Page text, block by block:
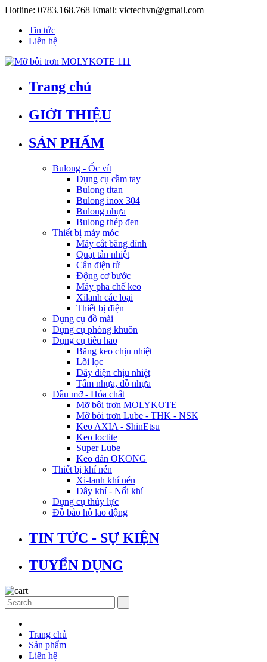
Hotline: 0783.168.768 Email: victechvn@gmail.com
Tin tức
Liên hệ
Trang chủ
GIỚI THIỆU
SẢN PHẨM
Bulong - Ốc vít
Dụng cụ cầm tay
Bulong titan
Bulong inox 304
Bulong nhựa
Bulong thép đen
Thiết bị máy móc
Máy cắt băng dính
Quạt tản nhiệt
Cân điện tử
Động cơ bước
Máy pha chế keo
Xilanh các loại
Thiết bị điện
Dụng cụ đồ mài
Dụng cụ phòng khuôn
Dụng cụ tiêu hao
Băng keo chịu nhiệt
Lõi lọc
Dây điện chịu nhiệt
Tấm nhựa, đồ nhựa
Dầu mỡ - Hóa chất
Mỡ bôi trơn MOLYKOTE
Mỡ bôi trơn Lube - THK - NSK
Keo AXIA - ShinEtsu
Keo loctite
Super Lube
Keo dán OKONG
Thiết bị khí nén
Xi-lanh khí nén
Dây khí - Nối khí
Dụng cụ thủy lực
Đồ bảo hộ lao động
TIN TỨC - SỰ KIỆN
TUYỂN DỤNG
Trang chủ
Sản phẩm
Liên hệ